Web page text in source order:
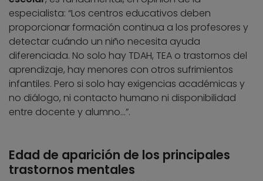
especialista: “Los centros educativos deben
proporcionar formación continua a los profesores y
detectar cuándo un niño necesita ayuda
diferenciada. No solo hay TDAH, TEA o trastornos del
aprendizaje, hay menores con otros sufrimientos
infantiles. Pero si solo hay exigencias académicas y
no diálogo, ni contacto humano ni disponibilidad
entre docente y alumno…”.
Edad de aparición de los principales
trastornos mentales